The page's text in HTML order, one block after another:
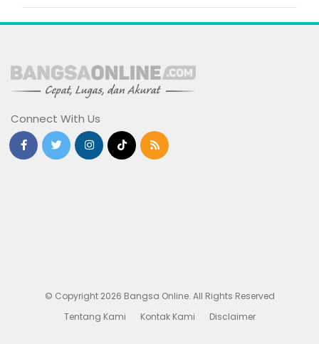
Connect With Us
© Copyright 2026 Bangsa Online. All Rights Reserved
Tentang Kami
Kontak Kami Disclaimer